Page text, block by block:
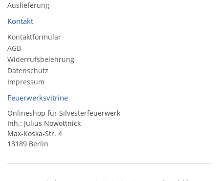
Auslieferung
Kontakt
Kontaktformular
AGB
Widerrufsbelehrung
Datenschutz
Impressum
Feuerwerksvitrine
Onlineshop für Silvesterfeuerwerk
Inh.: Julius Nowottnick
Max-Koska-Str. 4
13189 Berlin